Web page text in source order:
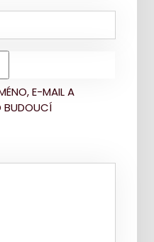
E-MAIL A
BUDOUCÍ